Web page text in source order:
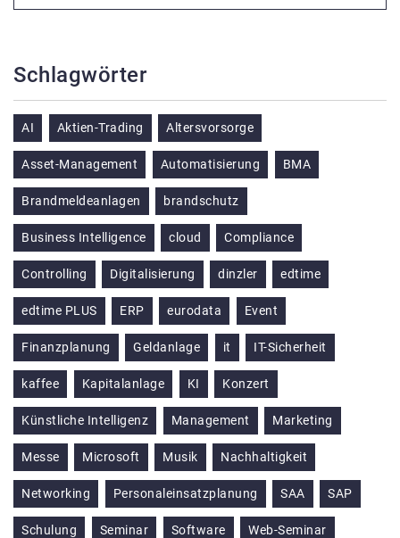
Schlagwörter
AI Aktien-Trading Altersvorsorge
Asset-Management Automatisierung BMA
Brandmeldeanlagen brandschutz
Business Intelligence cloud Compliance
Controlling Digitalisierung dinzler edtime
edtime PLUS ERP eurodata Event
Finanzplanung Geldanlage it IT-Sicherheit
kaffee Kapitalanlage KI Konzert
Künstliche Intelligenz Management Marketing
Messe Microsoft Musik Nachhaltigkeit
Networking Personaleinsatzplanung SAA SAP
Schulung Seminar Software Web-Seminar